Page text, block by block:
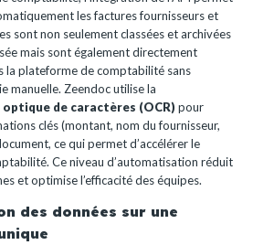
les factures fournisseurs et
sont non seulement classées et archivées
mais sont également directement
la plateforme de comptabilité sans
manuelle. Zeendoc utilise la
de caractères (OCR) pour
clés (montant, nom du fournisseur,
ce qui permet d’accélérer le
Ce niveau d’automatisation réduit
et optimise l’efficacité des équipes.
des données sur une